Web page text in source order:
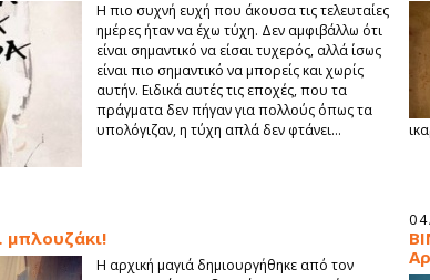
Η πιο συχνή ευχή που άκουσα τις τελευταίες
ημέρες ήταν να έχω τύχη. Δεν αμφιβάλλω ότι
είναι σημαντικό να είσαι τυχερός, αλλά ίσως
είναι πιο σημαντικό να μπορείς και χωρίς
αυτήν. Ειδικά αυτές τις εποχές, που τα
πράγματα δεν πήγαν για πολλούς όπως τα
υπολόγιζαν, η τύχη απλά δεν φτάνει...
μπλουζάκι!
Η αρχική μαγιά δημιουργήθηκε από τον